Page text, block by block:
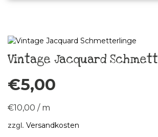
Vintage Jacquard
€5,00
€10,00 / m
zzgl. Versandkosten